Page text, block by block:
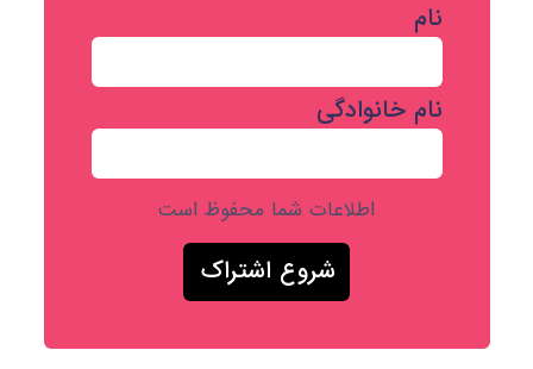
نام
نام خانوادگی
اطلاعات شما محفوظ است